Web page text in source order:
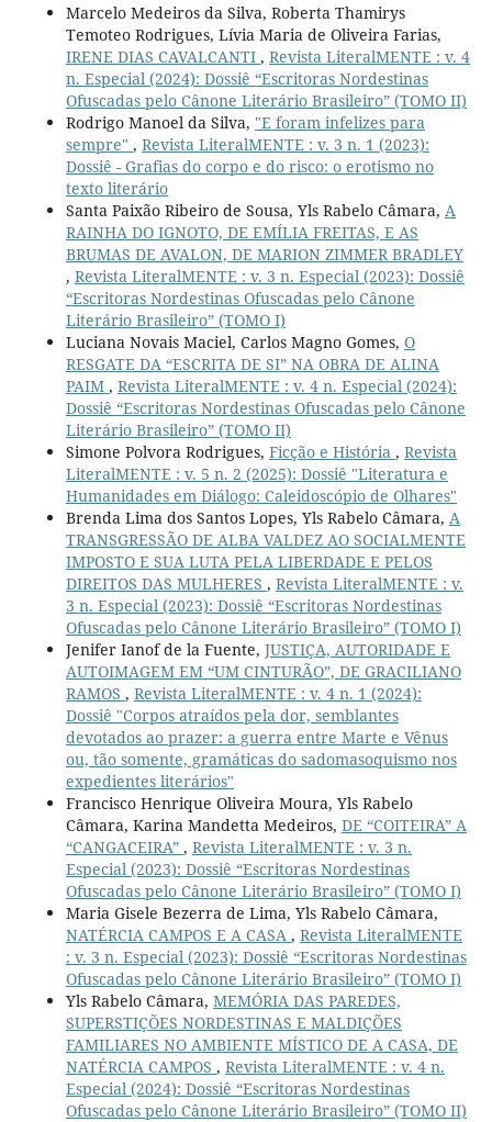
Marcelo Medeiros da Silva, Roberta Thamirys
Temoteo Rodrigues, Lívia Maria de Oliveira Farias,
IRENE DIAS CAVALCANTI , Revista LiteralMENTE : v. 4
n. Especial (2024): Dossiê “Escritoras Nordestinas
Ofuscadas pelo Cânone Literário Brasileiro” (TOMO II)
Rodrigo Manoel da Silva, "E foram infelizes para
sempre" , Revista LiteralMENTE : v. 3 n. 1 (2023):
Dossiê - Grafias do corpo e do risco: o erotismo no
texto literário
Santa Paixão Ribeiro de Sousa, Yls Rabelo Câmara, A
RAINHA DO IGNOTO, DE EMÍLIA FREITAS, E AS
BRUMAS DE AVALON, DE MARION ZIMMER BRADLEY
, Revista LiteralMENTE : v. 3 n. Especial (2023): Dossiê
“Escritoras Nordestinas Ofuscadas pelo Cânone
Literário Brasileiro” (TOMO I)
Luciana Novais Maciel, Carlos Magno Gomes, O
RESGATE DA “ESCRITA DE SI” NA OBRA DE ALINA
PAIM , Revista LiteralMENTE : v. 4 n. Especial (2024):
Dossiê “Escritoras Nordestinas Ofuscadas pelo Cânone
Literário Brasileiro” (TOMO II)
Simone Polvora Rodrigues, Ficção e História , Revista
LiteralMENTE : v. 5 n. 2 (2025): Dossiê "Literatura e
Humanidades em Diálogo: Caleidoscópio de Olhares"
Brenda Lima dos Santos Lopes, Yls Rabelo Câmara, A
TRANSGRESSÃO DE ALBA VALDEZ AO SOCIALMENTE
IMPOSTO E SUA LUTA PELA LIBERDADE E PELOS
DIREITOS DAS MULHERES , Revista LiteralMENTE : v.
3 n. Especial (2023): Dossiê “Escritoras Nordestinas
Ofuscadas pelo Cânone Literário Brasileiro” (TOMO I)
Jenifer Ianof de la Fuente, JUSTIÇA, AUTORIDADE E
AUTOIMAGEM EM “UM CINTURÃO”, DE GRACILIANO
RAMOS , Revista LiteralMENTE : v. 4 n. 1 (2024):
Dossiê "Corpos atraídos pela dor, semblantes
devotados ao prazer: a guerra entre Marte e Vênus
ou, tão somente, gramáticas do sadomasoquismo nos
expedientes literários"
Francisco Henrique Oliveira Moura, Yls Rabelo
Câmara, Karina Mandetta Medeiros, DE “COITEIRA” A
“CANGACEIRA” , Revista LiteralMENTE : v. 3 n.
Especial (2023): Dossiê “Escritoras Nordestinas
Ofuscadas pelo Cânone Literário Brasileiro” (TOMO I)
Maria Gisele Bezerra de Lima, Yls Rabelo Câmara,
NATÉRCIA CAMPOS E A CASA , Revista LiteralMENTE
: v. 3 n. Especial (2023): Dossiê “Escritoras Nordestinas
Ofuscadas pelo Cânone Literário Brasileiro” (TOMO I)
Yls Rabelo Câmara, MEMÓRIA DAS PAREDES,
SUPERSTIÇÕES NORDESTINAS E MALDIÇÕES
FAMILIARES NO AMBIENTE MÍSTICO DE A CASA, DE
NATÉRCIA CAMPOS , Revista LiteralMENTE : v. 4 n.
Especial (2024): Dossiê “Escritoras Nordestinas
Ofuscadas pelo Cânone Literário Brasileiro” (TOMO II)